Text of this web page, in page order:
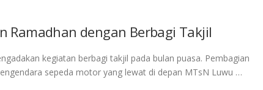
Ramadhan dengan Berbagi Takjil
kegiatan berbagi takjil pada bulan puasa. Pembagian
sepeda motor yang lewat di depan MTsN Luwu …